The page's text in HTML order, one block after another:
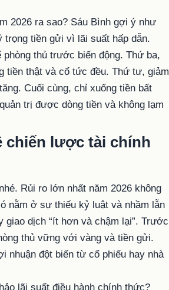
2026 ra sao? Sáu Bình gợi ý như
trọng tiền gửi vì lãi suất hấp dẫn.
phòng thủ trước biến động. Thứ ba,
tiền thật và cổ tức đều. Thứ tư, giảm
Cuối cùng, chỉ xuống tiền bất
trị được dòng tiền và không lạm
chiến lược tài chính
Rủi ro lớn nhất năm 2026 không
nằm ở sự thiếu kỷ luật và nhầm lẫn
giao dịch “ít hơn và chậm lại”. Trước
thủ vững với vàng và tiền gửi.
nhuận đột biến từ cổ phiếu hay nhà
lãi suất điều hành chính thức?